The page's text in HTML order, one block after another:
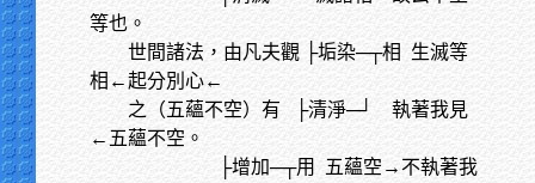
等也。
世間諸法，由凡夫觀 ├垢染─┬相
生滅等
相←起分別心←
之（五蘊不空）有
├清淨─┘ 執著我見
←五蘊不空。
├增加─┬用 五蘊空→不執著我